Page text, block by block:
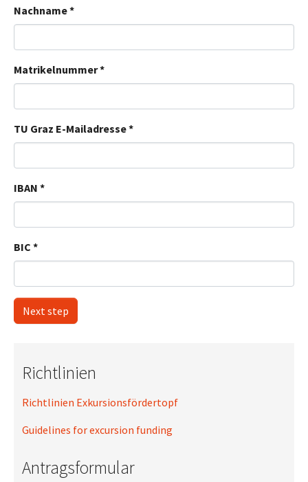
Nachname*
Matrikelnummer*
TU Graz E-Mailadresse*
IBAN *
BIC *
Next step
Richtlinien
Richtlinien Exkursionsfördertopf
Guidelines for excursion funding
Antragsformular